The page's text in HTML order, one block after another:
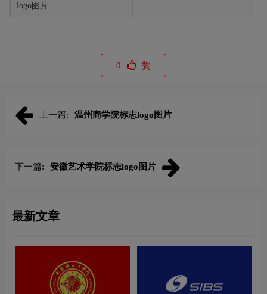
logo图片
0 赞
上一篇: 温州商学院标志logo图片
下一篇: 安徽艺术学院标志logo图片
最新文章